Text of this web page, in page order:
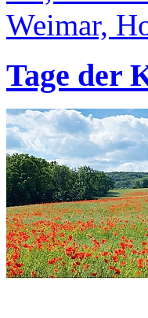
Weimar,
Tage der